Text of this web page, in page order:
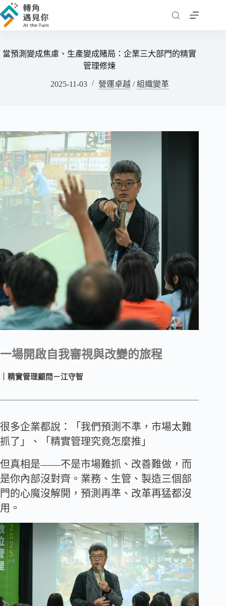
跳
至
內當預測變成焦慮、生產變成賭局：企業三大部門的精實
管理修煉
2025-11-03 營運卓越/組織變革
一場開啟自我審視與改變的旅程
｜精實管理顧問－江守智
很多企業都說：「我們預測不準，市場太難
抓了」、「精實管理究竟怎麼推」
但真相是——不是市場難抓、改善難做，而
是你內部沒對齊。業務、生管、製造三個部
門的心魔沒解開，預測再準、改革再猛都沒
用。